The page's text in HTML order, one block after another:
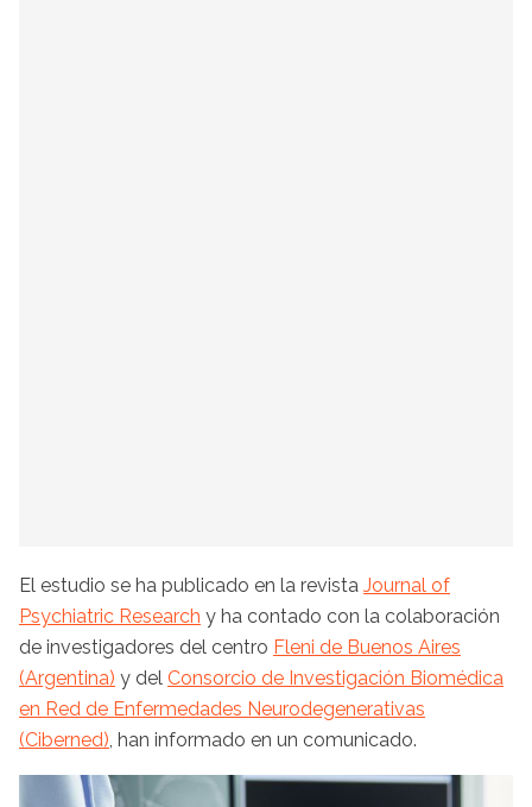
El estudio se ha publicado en la revista Journal of
Psychiatric Research y ha contado con la colaboración
de investigadores del centro Fleni de Buenos Aires
(Argentina) y del Consorcio de Investigación Biomédica
en Red de Enfermedades Neurodegenerativas
(Ciberned), han informado en un comunicado.